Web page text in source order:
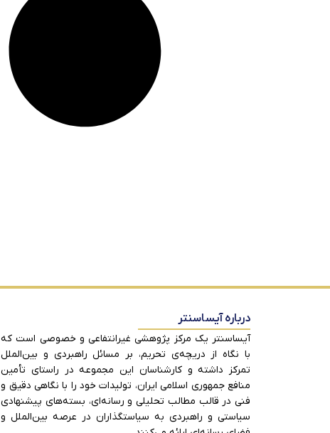
درباره آیساسنتر
آیساسنتر یک مرکز پژوهشی غیرانتفاعی و خصوصی است که
با نگاه از دریچه‌ی تحریم، بر مسائل راهبردی و بین‌الملل
تمرکز داشته و کارشناسان این مجموعه در راستای تأمین
منافع جمهوری اسلامی ایران، تولیدات خود را با نگاهی دقیق و
فنی در قالب مطالب تحلیلی و رسانه‌ای، بسته‌های پیشنهادی
سیاستی و راهبردی به سیاستگذاران در عرصه بین‌الملل و